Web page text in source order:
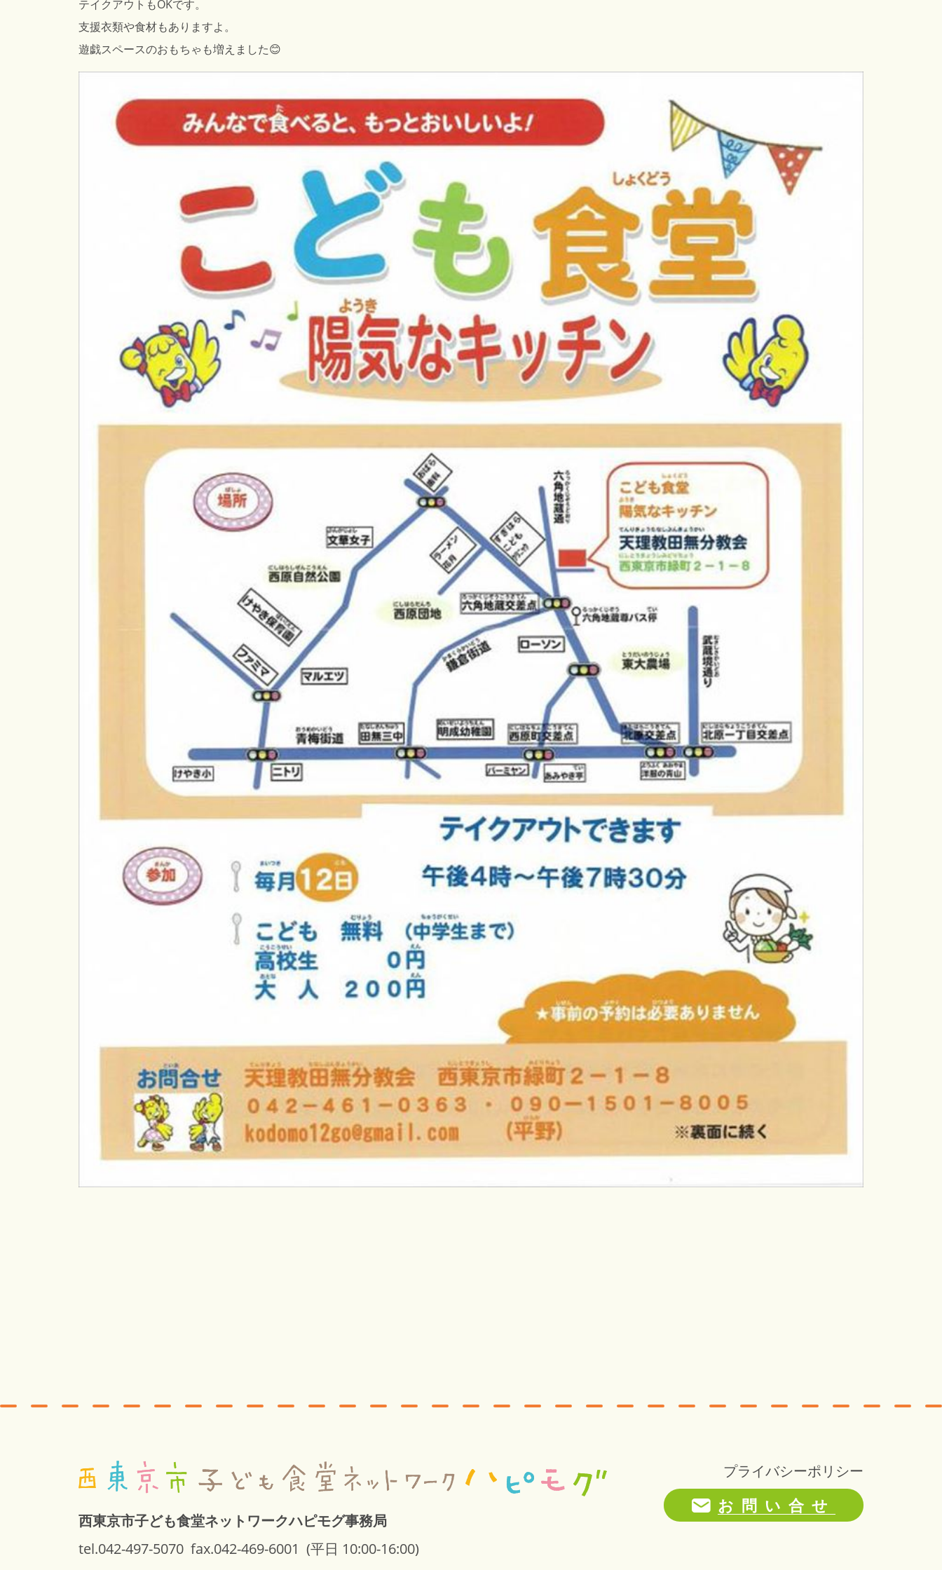
テイクアウトもOKです。
支援衣類や食材もありますよ。
遊戯スペースのおもちゃも増えました😊
西東京市子ども食堂ネットワークハピモグ事務局
tel.042-497-5070 fax.042-469-6001 (平日 10:00-16:00)
プライバシーポリシー
お問い合せ